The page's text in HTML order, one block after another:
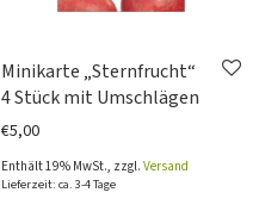
Minikarte „Sternfrucht“
4 Stück mit Umschlägen
€5,00
Enthält 19% MwSt., zzgl. Versand
Lieferzeit: ca. 3-4 Tage